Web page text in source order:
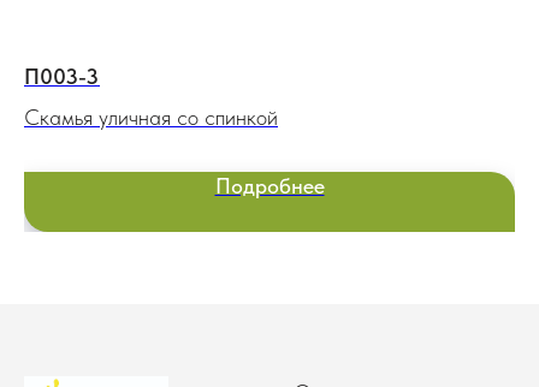
П003-3
Скамья уличная со спинкой
Подробнее